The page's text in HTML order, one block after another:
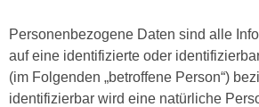
Personenbezogene Daten sind alle
auf eine identifizierte oder
(im Folgenden „betroffene Person“)
identifizierbar wird eine natürliche